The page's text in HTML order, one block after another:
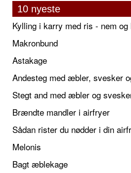
10 nyeste
Kylling i karry med ris - nem
Makronbund
Astakage
Stegt and med æbler og
Brændte mandler i airfryer
Sådan rister du nødder i din
Melonis
Bagt æblekage